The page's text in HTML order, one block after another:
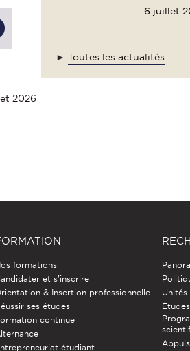
6 juillet
► Toutes les actualités
2026
formations
et s'inscrire
& Insertion professionnelle
ses études
continue
étudiant
Unités